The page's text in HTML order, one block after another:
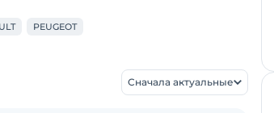
PEUGEOT
Сначала актуальные